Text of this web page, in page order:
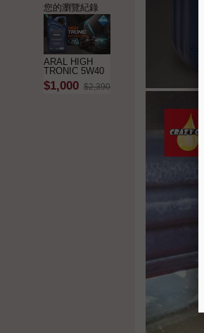
您的瀏覽紀錄
ARAL HIGH
TRONIC 5W40
合成機油 5L
$1,000 $2,390